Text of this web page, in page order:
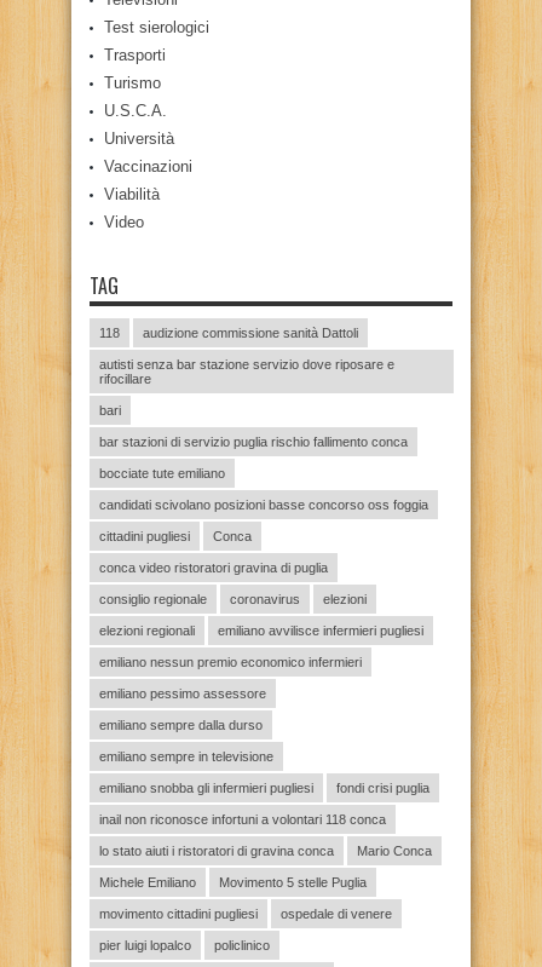
Test sierologici
Trasporti
Turismo
U.S.C.A.
Università
Vaccinazioni
Viabilità
Video
TAG
118 audizione commissione sanità Dattoli
autisti senza bar stazione servizio dove riposare e
rifocillare
bari
bar stazioni di servizio puglia rischio fallimento conca
bocciate tute emiliano
candidati scivolano posizioni basse concorso oss foggia
cittadini pugliesi Conca
conca video ristoratori gravina di puglia
consiglio regionale coronavirus elezioni
elezioni regionali emiliano avvilisce infermieri pugliesi
emiliano nessun premio economico infermieri
emiliano pessimo assessore
emiliano sempre dalla durso
emiliano sempre in televisione
emiliano snobba gli infermieri pugliesi fondi crisi puglia
inail non riconosce infortuni a volontari 118 conca
lo stato aiuti i ristoratori di gravina conca Mario Conca
Michele Emiliano Movimento 5 stelle Puglia
movimento cittadini pugliesi ospedale di venere
pier luigi lopalco policlinico